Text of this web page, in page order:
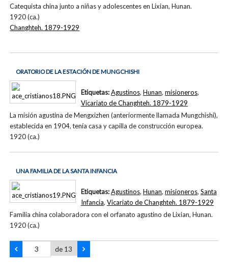
Catequista china junto a niñas y adolescentes en Lixian, Hunan.
1920 (ca.)
Changhteh. 1879-1929
ORATORIO DE LA ESTACIÓN DE MUNGCHISHI
La misión agustina de Mengxizhen (anteriormente llamada Mungchishi),
establecida en 1904, tenía casa y capilla de construcción europea.
1920 (ca.)
Etiquetas:Agustinos, Hunan, misioneros,
Vicariato de Changhteh. 1879-1929
UNA FAMILIA DE LA SANTA INFANCIA
Familia china colaboradora con el orfanato agustino de Lixian, Hunan.
1920 (ca.)
Etiquetas:Agustinos, Hunan, misioneros, Santa
Infancia, Vicariato de Changhteh. 1879-1929
de 13